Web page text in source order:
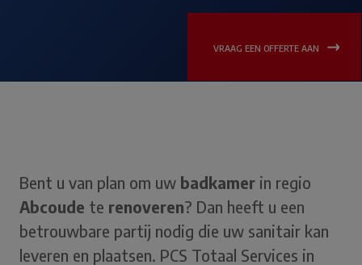
VRAAG EEN OFFERTE AAN
Bent u van plan om uw badkamer in regio
Abcoude te renoveren? Dan heeft u een
betrouwbare partij nodig die uw sanitair kan
leveren en plaatsen. PCS Totaal Services in